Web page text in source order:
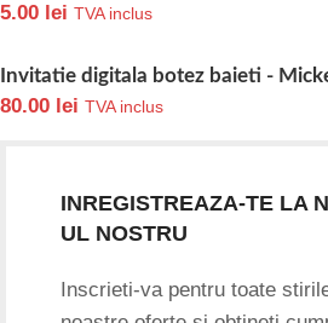
5.00 lei TVA inclus
Invitatie digitala botez baieti -
80.00 lei TVA inclus
INREGISTREAZA-TE LA
UL NOSTRU
Inscrieti-va pentru toate